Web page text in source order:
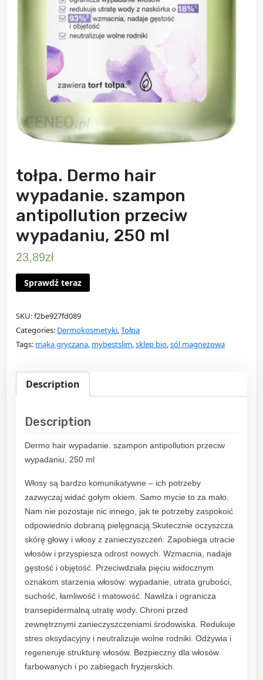
tołpa. Dermo hair
wypadanie. szampon
antipollution przeciw
wypadaniu, 250 ml
23,89zł
Sprawdź teraz
SKU:f2be927fd089
Categories: Dermokosmetyki,Tołpa
Tags: mąka gryczana, mybestslim,sklep bio,sól magnezowa
Description
Description
Dermo hair wypadanie. szampon antipollution przeciw
wypadaniu, 250 ml
Włosy są bardzo komunikatywne – ich potrzeby
zazwyczaj widać gołym okiem. Samo mycie to za mało.
Nam nie pozostaje nic innego, jak te potrzeby zaspokoić
odpowiednio dobraną pielęgnacją.Skutecznie oczyszcza
skórę głowy i włosy z zanieczyszczeń. Zapobiega utracie
włosów i przyspiesza odrost nowych. Wzmacnia, nadaje
gęstość i objętość. Przeciwdziała pięciu widocznym
oznakom starzenia włosów: wypadanie, utrata grubości,
suchość, łamliwość i matowość. Nawilża i ogranicza
transepidermalną utratę wody. Chroni przed
zewnętrznymi zanieczyszczeniami środowiska. Redukuje
stres oksydacyjny i neutralizuje wolne rodniki. Odżywia i
regeneruje strukturę włosów. Bezpieczny dla włosów
farbowanych i po zabiegach fryzjerskich.